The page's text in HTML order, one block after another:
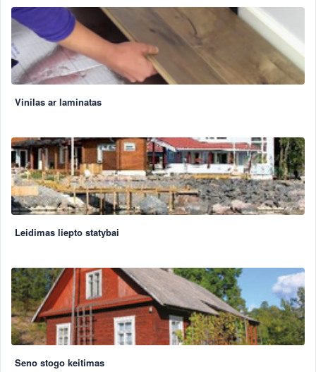
Vinilas ar laminatas
Leidimas liepto statybai
Seno stogo keitimas